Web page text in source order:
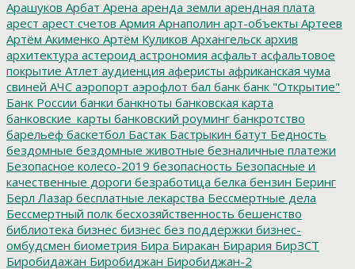
Арашуков Арбат Арена аренда земли арендная плата
арест арест счетов Армия Арнаполин арт-объекты Артеев
Артём Акименко Артём Куликов Архангельск архив
архитектура астероид астрономия асфальт асфальтовое
покрытие Атлет аудиенция аферисты африканская чума
свиней АЧС аэропорт аэрофлот бал банк банк "Открытие"
Банк России банки банкноты банковская карта
банковские_карты банковский роуминг банкротство
барельеф баскетбол Бастак Бастрыкин батут Бедность
бездомные бездомные животные безналичные платежи
Безопасное колесо-2019 безопасность Безопасные и
качественные дороги безработица белка бензин Беринг
Берл Лазар бесплатные лекарства Бессмертные дела
Бессмертный полк бесхозяйственность бешенство
библиотека бизнес бизнес без поддержки бизнес-
омбудсмен биометрия Бира Биракан Бирария БирЗСТ
Биробидажан Биробиджан Биробиджан-2